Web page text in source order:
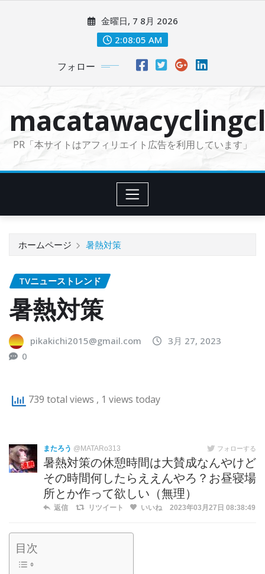
に
金曜日, 7 8月 2026
2:08:06 AM
フォロー
PR「本サイトはアフィリエイト広告を利用しています」
ホームページ 暑熱対策
TVニューストレンド
暑熱対策
pikakichi2015@gmail.com
3月 27, 2023
0
739 total views , 1 views today
またろう @MATARo313 フォローする
暑熱対策の休憩時間は大賛成なんやけど
その時間何したらええんやろ？お昼寝場
所とか作って欲しい（無理）
返信 リツイート いいね 2023年03月27日 08:38:49
目次